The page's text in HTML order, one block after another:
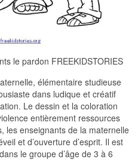
le pardon FREEKIDSTORIES
élémentaire studieuse
dans ludique et créatif
Le dessin et la coloration
entièrement ressources
les enseignants de la maternelle
et d’ouverture d’esprit. Il est
le groupe d’âge de 3 à 6